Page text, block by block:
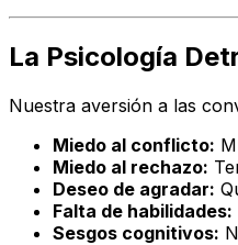
La Psicología
Nuestra aversión a las
Miedo al conflicto:
Miedo al rechazo:
Deseo de agradar:
Falta de habilidades:
Sesgos cognitivos: